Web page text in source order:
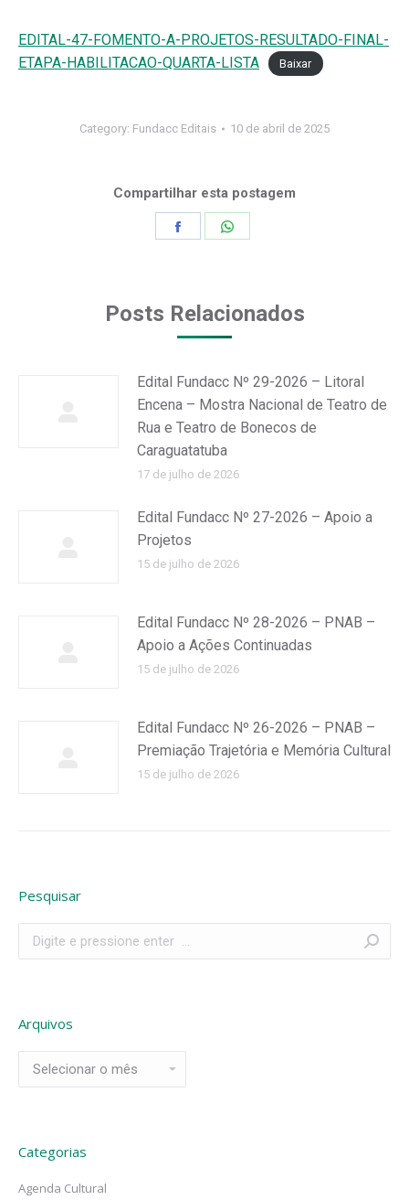
EDITAL-47-FOMENTO-A-PROJETOS-RESULTADO-FINAL-
ETAPA-HABILITACAO-QUARTA-LISTA
Baixar
Category: Fundacc Editais 10 de abril de 2025
Compartilhar esta postagem
Posts Relacionados
Edital Fundacc Nº 29-2026 – Litoral
Encena – Mostra Nacional de Teatro de
Rua e Teatro de Bonecos de
Caraguatatuba
17 de julho de 2026
Edital Fundacc Nº 27-2026 – Apoio a
Projetos
15 de julho de 2026
Edital Fundacc Nº 28-2026 – PNAB –
Apoio a Ações Continuadas
15 de julho de 2026
Edital Fundacc Nº 26-2026 – PNAB –
Premiação Trajetória e Memória Cultural
15 de julho de 2026
Pesquisar
Arquivos
Categorias
Agenda Cultural